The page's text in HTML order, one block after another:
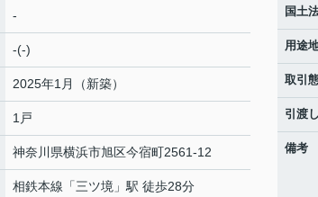
-
-(-)
2025年1月（新築）
1戸
神奈川県横浜市旭区今宿町2561-12
相鉄本線 「三ツ境 」駅 徒歩28分
国土
用途
取引
引渡し
備考